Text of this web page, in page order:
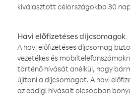
kiválasztott célországokba 30
Havi előfizetéses díjcsomagok
A havi előfizetéses díjcsomag
vezetékes és
történő hívását anélkül, hogy
újítani a díjcsomagot. A havi
az eddigi hívásait olcsóbban